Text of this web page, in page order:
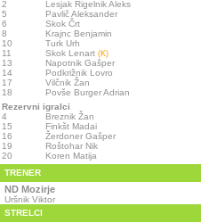
2
Lesjak Rigelnik Aleks
5
Pavlič Aleksander
6
Skok Črt
8
Krajnc Benjamin
10
Turk Urh
11
Skok Lenart (K)
13
Napotnik Gašper
14
Podkrižnik Lovro
17
Vilčnik Žan
18
Povše Burger Adrian
Rezervni igralci
4
Breznik Žan
15
Finkšt Madai
16
Žerdoner Gašper
19
Roštohar Nik
20
Koren Matija
TRENER
ND Mozirje
Uršnik Viktor
STRELCI